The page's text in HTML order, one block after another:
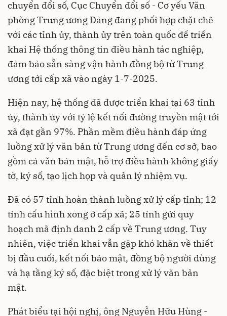
chuyển đổi số, Cục Chuyển đổi số - Cơ yếu Văn
phòng Trung ương Đảng đang phối hợp chặt chẽ
với các tỉnh ủy, thành ủy trên toàn quốc để triển
khai Hệ thống thông tin điều hành tác nghiệp,
đảm bảo sẵn sàng vận hành đồng bộ từ Trung
ương tới cấp xã vào ngày 1-7-2025.
Hiện nay, hệ thống đã được triển khai tại 63 tỉnh
ủy, thành ủy với tỷ lệ kết nối đường truyền mật tới
xã đạt gần 97%. Phần mềm điều hành đáp ứng
luồng xử lý văn bản từ Trung ương đến cơ sở, bao
gồm cả văn bản mật, hỗ trợ điều hành không giấy
tờ, ký số, tạo lịch họp và quản lý nhiệm vụ.
Đã có 57 tỉnh hoàn thành luồng xử lý cấp tỉnh; 12
tỉnh cấu hình xong ở cấp xã; 25 tỉnh gửi quy
hoạch mã định danh 2 cấp về Trung ương. Tuy
nhiên, việc triển khai vẫn gặp khó khăn về thiết
bị đầu cuối, kết nối bảo mật, đồng bộ người dùng
và hạ tầng ký số, đặc biệt trong xử lý văn bản
mật.
Phát biểu tại hội nghị, ông Nguyễn Hữu Hùng -